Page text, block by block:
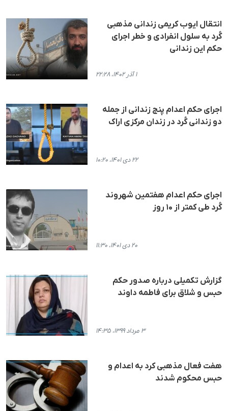
انتقال ایوب کریمی زندانی مذهبی
کُرد به سلول انفرادی و خطر اجرای
حکم این زندانی
۱ آذر ۱۴۰۲، ۲۲:۲۸
اجرای حکم اعدام پنج زندانی از جمله
دو زندانی کُرد در زندان مرکزی اراک
۲۲ دی ۱۴۰۱، ۱۰:۲۰
اجرای حکم اعدام هفتمین شهروند
کُرد طی کمتر از ۱۰ روز
۲۰ دی ۱۴۰۱، ۱۱:۳۰
گزارش تکمیلی دربارە صدور حکم
حبس و شلاق برای فاطمە داوند
۳ مرداد ۱۳۹۹، ۱۴:۳۵
هفت فعال مذهبی کرد بە اعدام و
حبس محکوم شدند